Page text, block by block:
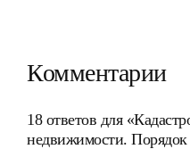
Комментарии
18 ответов для
недвижимости. Порядок